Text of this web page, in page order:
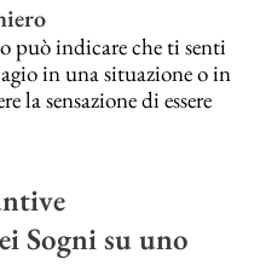
può indicare che ti senti
in una situazione o in
la sensazione di essere
Sogni su uno